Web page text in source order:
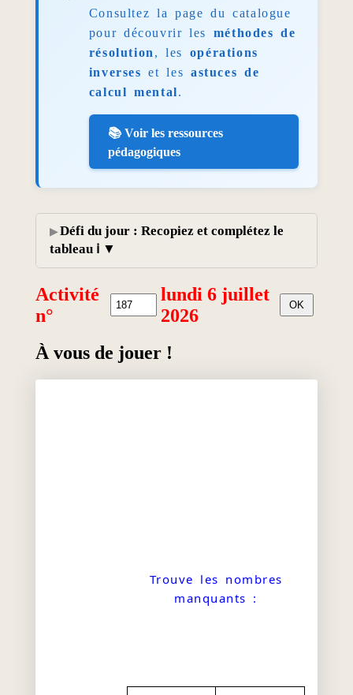
Consultez la page du catalogue
pour découvrir les méthodes de
résolution , les opérations
inverses et lesastuces de
calcul mental.
📚 Voir les ressources
pédagogiques
Défi du jour : Recopiez et complétez le
tableau ℹ️
Activité
n°
lundi 6 juillet
2026
À vous de jouer !
Trouve les nombres
manquants :